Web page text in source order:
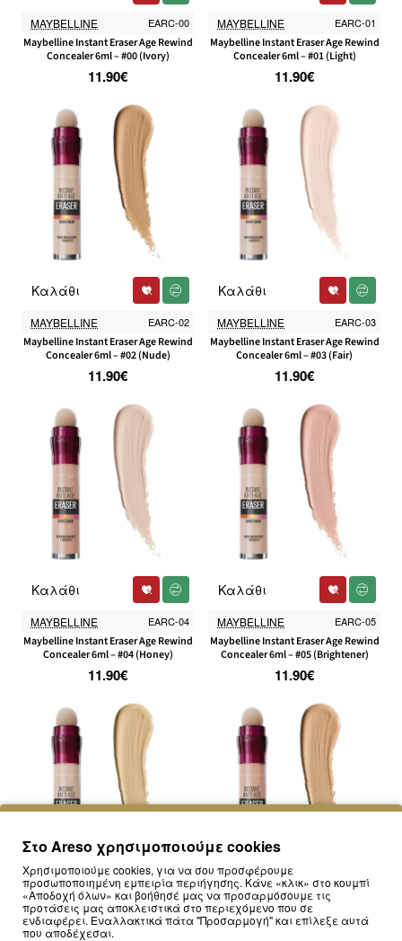
MAYBELLINE EARC-00
Maybelline Instant Eraser Age Rewind
Concealer 6ml – #00 (Ivory)
11.90€
MAYBELLINE EARC-01
Maybelline Instant Eraser Age Rewind
Concealer 6ml – #01 (Light)
11.90€
MAYBELLINE EARC-02
Maybelline Instant Eraser Age Rewind
Concealer 6ml – #02 (Nude)
11.90€
Καλάθι
MAYBELLINE EARC-03
Maybelline Instant Eraser Age Rewind
Concealer 6ml – #03 (Fair)
11.90€
Καλάθι
MAYBELLINE EARC-04
Maybelline Instant Eraser Age Rewind
Concealer 6ml – #04 (Honey)
11.90€
Καλάθι
MAYBELLINE EARC-05
Maybelline Instant Eraser Age Rewind
Concealer 6ml – #05 (Brightener)
11.90€
Καλάθι
MAYBELLINE EARC-06
Καλάθι
MAYBELLINE EARC-07
Καλάθι
Στο Areso χρησιμοποιούμε cookies
Χρησιμοποιούμε cookies, για να σου προσφέρουμε
προσωποποιημένη εμπειρία περιήγησης. Κάνε «κλικ» στο κουμπί
«Αποδοχή όλων» και βοήθησέ μας να προσαρμόσουμε τις
προτάσεις μας αποκλειστικά στο περιεχόμενο που σε
ενδιαφέρει. Εναλλακτικά πάτα "Προσαρμογή" και επίλεξε αυτά
που αποδέχεσαι.